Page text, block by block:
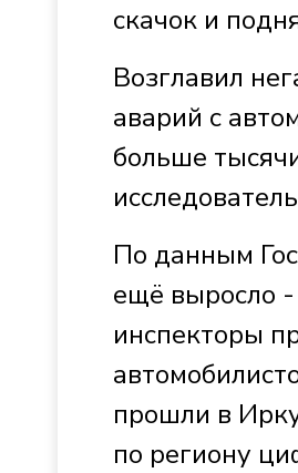
скачок и
Возглавил
аварий с
больше
По данным
ещё выросло -
инспекторы
прошли в
по региону